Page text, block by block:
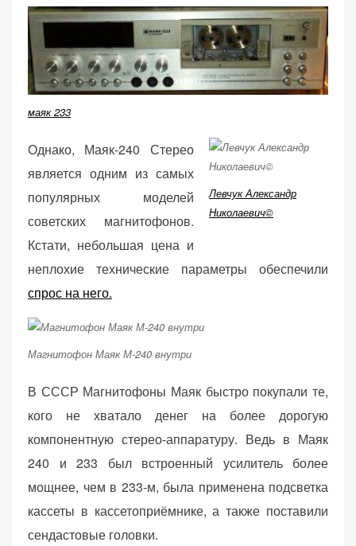
маяк 233
Левчук Александр
Николаевич©
Однако, Маяк-240 Стерео
является одним из самых
популярных моделей
советских магнитофонов.
Кстати, небольшая цена и
неплохие технические параметры обеспечили
спрос на него.
Магнитофон Маяк М-240 внутри
В СССР Магнитофоны Маяк быстро покупали те,
кого не хватало денег на более дорогую
компонентную стерео-аппаратуру. Ведь в Маяк
240 и 233 был встроенный усилитель более
мощнее, чем в 233-м, была применена подсветка
кассеты в кассетоприёмнике, а также поставили
сендастовые головки.
Обеспечивают
нормальную
работу сайта. Если
вы откажетесь от
использования
этих файлов
функции веб-сайта
Статистические
(аналитика)
посещаемость
(Яндекс.Метрика).
Анонимно, без
персональных
данных.
Маркетинговые
Яндекс.Директ:
персонализированная
реклама на основе
Рассказывая о своих
интересах и